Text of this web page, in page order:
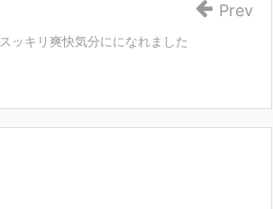
スッキリ爽快気分にになれました
Prev